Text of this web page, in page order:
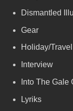
Dismantled
Gear
Holiday/Travel
Interview
Into The Gale
Lyriks